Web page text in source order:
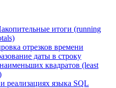
итоги (running
отрезков времени
даты в строку
квадратов (least
реализациях языка SQL